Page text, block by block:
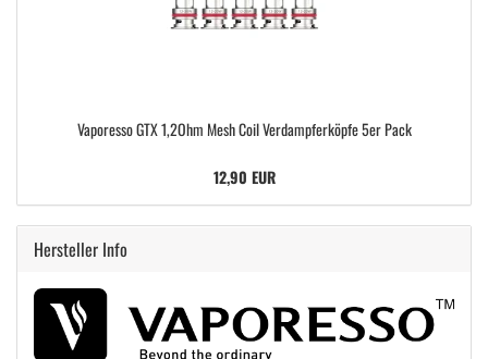
Vaporesso GTX 1,2Ohm Mesh Coil Verdampferköpfe 5er Pack
12,90 EUR
Hersteller Info